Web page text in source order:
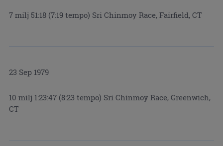
7 milj 51:18 (7:19 tempo) Sri Chinmoy Race, Fairfield, CT
23 Sep 1979
10 milj 1:23:47 (8:23 tempo) Sri Chinmoy Race, Greenwich,
CT